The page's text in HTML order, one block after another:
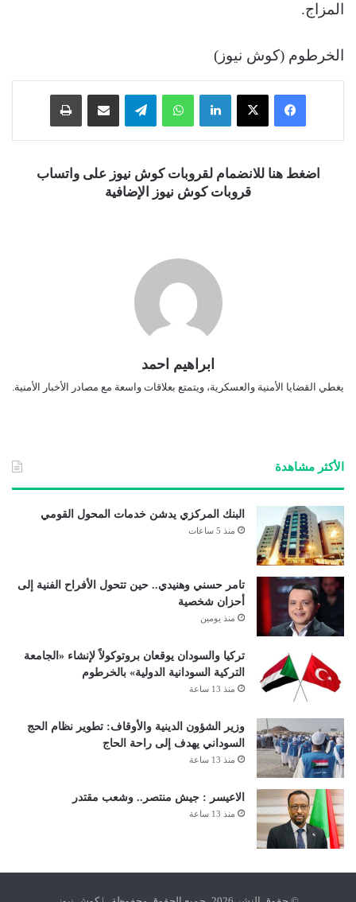
المزاج.
الخرطوم (كوش نيوز)
فيسبوك ‫X لينكدإن واتساب تيلقرام
اضغط هنا للانضمام لقروبات كوش نيوز على واتساب
قروبات كوش نيوز الإضافية
ابراهيم احمد
يغطي القضايا الأمنية والعسكرية، ويتمتع بعلاقات واسعة مع مصادر الأخبار الأمنية.
الأكثر مشاهدة
البنك المركزي يدشن خدمات المحول القومي
منذ 5 ساعات
تامر حسني وهنيدي.. حين تتحول الأفراح الفنية إلى
أحزان شخصية
منذ يومين
تركيا والسودان يوقعان بروتوكولاً لإنشاء «الجامعة
التركية السودانية الدولية» بالخرطوم
منذ 13 ساعة
وزير الشؤون الدينية والأوقاف: تطوير نظام الحج
السوداني يهدف إلى راحة الحاج
منذ 13 ساعة
الاعيسر : جيش منتصر.. وشعب مقتدر
منذ 13 ساعة